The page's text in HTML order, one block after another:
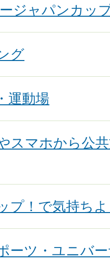
ジャパンカッ
グ
運動場
スマホから公
プ！で気持ち
ーツ・ユニバ